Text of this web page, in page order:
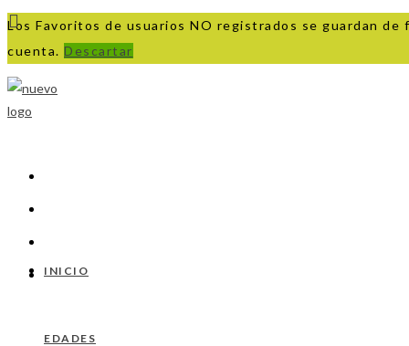
Los Favoritos de usuarios NO registrados se guardan
cuenta. Descartar
Ir
al
INICIO
EDADES